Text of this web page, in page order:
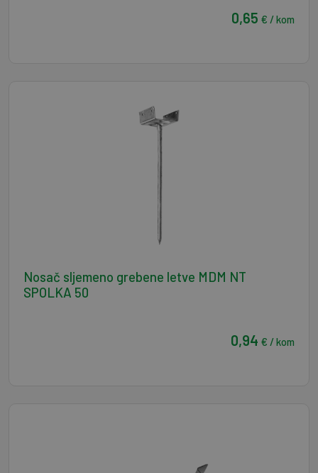
0,65 € / kom
Nosač sljemeno grebene letve MDM NT
SPOLKA 50
0,94 € / kom